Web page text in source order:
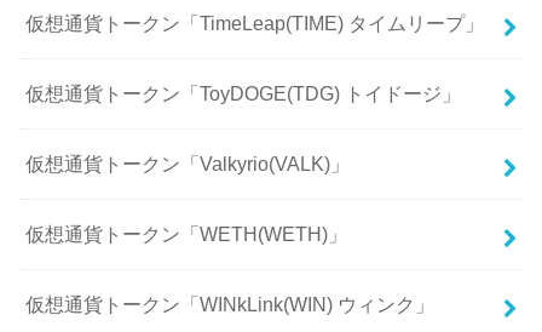
仮想通貨トークン「TimeLeap(TIME) タイムリープ」
仮想通貨トークン「ToyDOGE(TDG) トイドージ」
仮想通貨トークン「Valkyrio(VALK)」
仮想通貨トークン「WETH(WETH)」
仮想通貨トークン「WINkLink(WIN) ウィンク」